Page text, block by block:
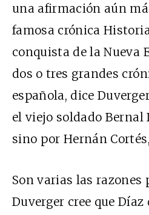
una afirmación aún
famosa crónica
conquista de la Nueva
dos o tres grandes
española, dice
el viejo soldado Bernal
sino por Hernán
Son varias las razones
Duverger cree que